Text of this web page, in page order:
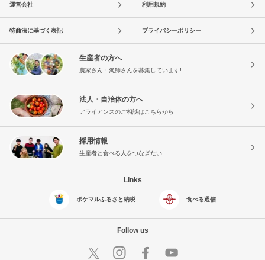
運営会社 利用規約
特商法に基づく表記 プライバシーポリシー
生産者の方へ
農家さん・漁師さんを募集しています!
法人・自治体の方へ
アライアンスのご相談はこちらから
採用情報
生産者と食べる人をつなぎたい
Links
ポケマルふるさと納税 食べる通信
Follow us